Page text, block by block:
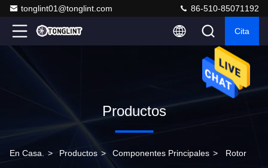
tonglint01@tonglint.com 86-510-85071192
Cita
Productos
En Casa. > Productos > Componentes Principales > Rotor